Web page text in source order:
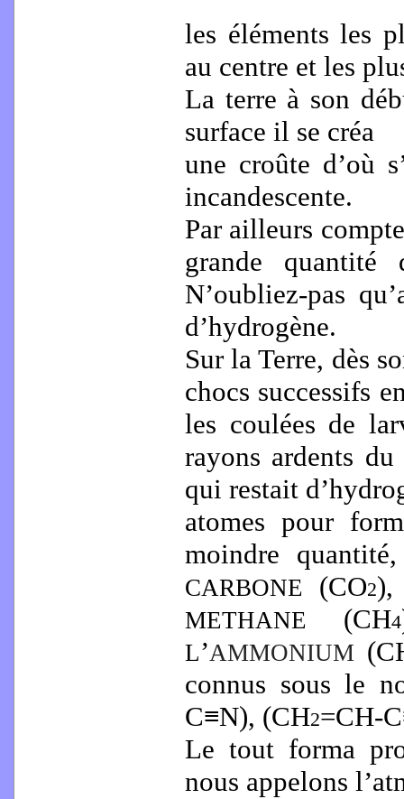
les éléments les
au centre et les
La terre à son
surface il se créa
une croûte d’où
incandescente.
Par ailleurs
grande quantité
N’oubliez-pas
d’hydrogène.
Sur la Terre, dès
chocs successifs
les coulées de
rayons ardents
qui restait
atomes pour
moindre
CARBONE (CO2),
METHANE (CH4
L’AMMONIUM
connus sous le
C≡N), (CH2=CH-
Le tout forma
nous appelons